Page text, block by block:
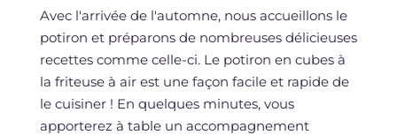
Avec l'arrivée de l'automne, nous accueillons le
potiron et préparons de nombreuses délicieuses
recettes comme celle-ci. Le potiron en cubes à
la friteuse à air est une façon facile et rapide de
le cuisiner ! En quelques minutes, vous
apporterez à table un accompagnement